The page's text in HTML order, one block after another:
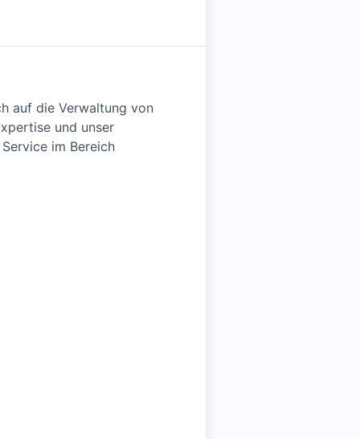
auf die Verwaltung von
und unser
im Bereich